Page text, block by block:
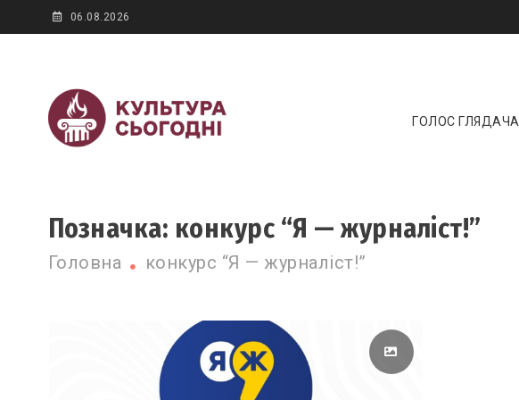
to
06.08.2026
ГОЛОС ГЛЯДАЧА
Позначка: конкурс “Я — журналіст!”
Головна конкурс “Я — журналіст!”